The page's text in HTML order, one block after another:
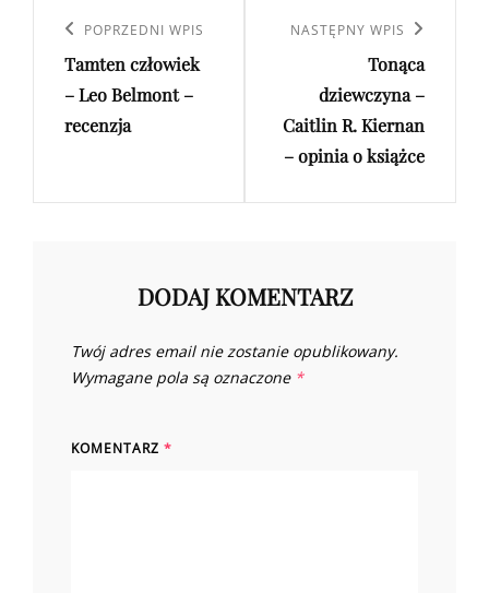
wpisu
Poprzedni
wpis
POPRZEDNI WPIS
Tamten człowiek
– Leo Belmont –
recenzja
Następny
NASTĘPNY WPIS
Tonąca
dziewczyna –
Caitlin R. Kiernan
– opinia o książce
DODAJ KOMENTARZ
Twój adres email nie zostanie opublikowany.
Wymagane pola są oznaczone *
KOMENTARZ *